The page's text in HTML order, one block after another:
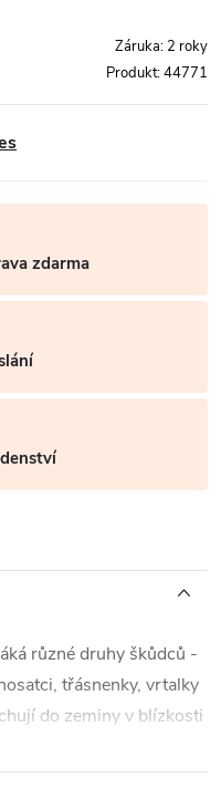
Záruka: 2 roky
Produkt:44771
zdarma
různé druhy škůdců -
třásnenky, vrtalky
do zeminy v blízkosti
žlutou barvou.
a